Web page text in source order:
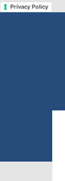
Privacy Policy